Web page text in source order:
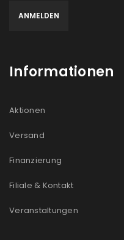
Informationen
Aktionen
Versand
Finanzierung
Filiale & Kontakt
Veranstaltungen